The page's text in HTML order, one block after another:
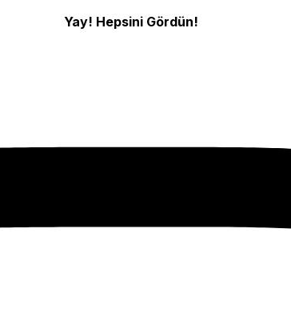
Yay! Hepsini Gördün!